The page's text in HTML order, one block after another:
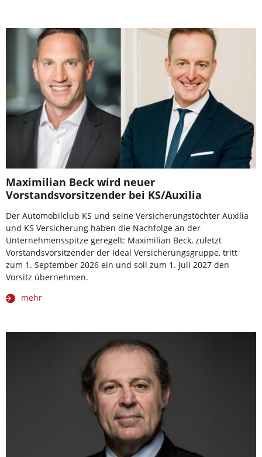
Maximilian Beck wird neuer
Vorstandsvorsitzender bei KS/Auxilia
Der Automobilclub KS und seine Versicherungstöchter Auxilia
und KS Versicherung haben die Nachfolge an der
Unternehmensspitze geregelt: Maximilian Beck, zuletzt
Vorstandsvorsitzender der Ideal Versicherungsgruppe, tritt
zum 1. September 2026 ein und soll zum 1. Juli 2027 den
Vorsitz übernehmen.
mehr